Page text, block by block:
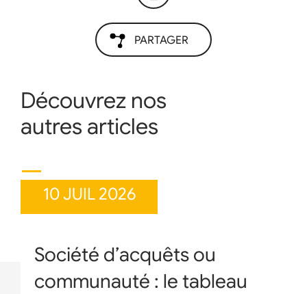
PARTAGER
Découvrez nos
autres articles
10 JUIL 2026
Société d’acquêts ou
communauté : le tableau